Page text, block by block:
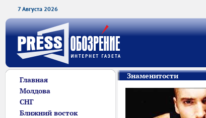
7 Августа 2026
Главная
Молдова
СНГ
Ближний восток
Знаменитости